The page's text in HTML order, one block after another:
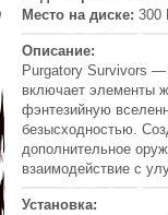
Место на диске: 300
Описание:
Purgatory Survivors —
включает элементы
фэнтезийную
безысходностью.
дополнительное
взаимодействие с
Установка: